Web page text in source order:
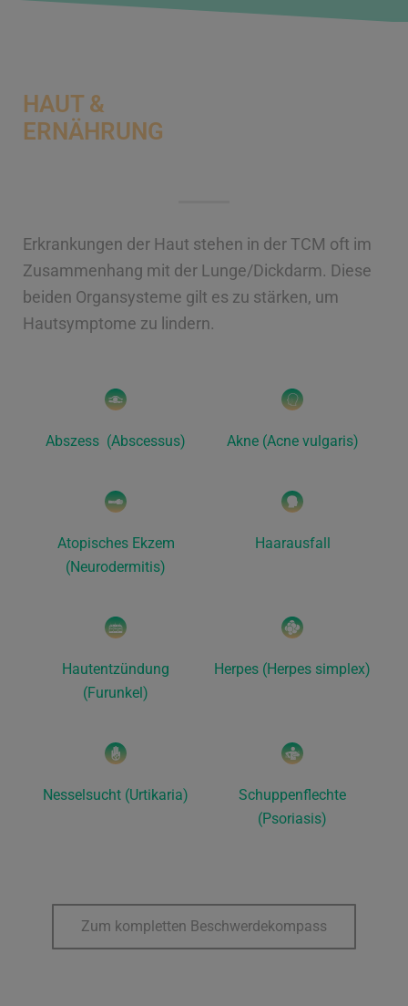
HAUT &
ERNÄHRUNG
Erkrankungen der Haut stehen in der TCM oft im
Zusammenhang mit der Lunge/Dickdarm. Diese
beiden Organsysteme gilt es zu stärken, um
Hautsymptome zu lindern.
Abszess (Abscessus) Akne (Acne vulgaris)
Atopisches Ekzem
(Neurodermitis)
Haarausfall
Hautentzündung
(Furunkel)
Herpes (Herpes simplex)
Nesselsucht (Urtikaria)
Schuppenflechte
(Psoriasis)
Zum kompletten Beschwerdekompass